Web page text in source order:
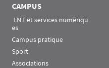
CAMPUS
es
Campus pratique
Sport
Associations